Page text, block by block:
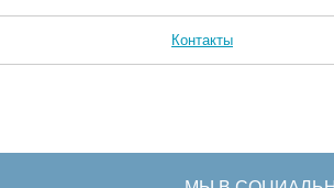
Контакты